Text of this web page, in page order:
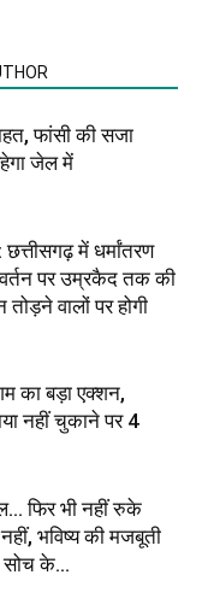
फांसी की सजा
जेल में
में धर्मांतरण
पर उम्रकैद तक की
वालों पर होगी
का बड़ा एक्शन,
नहीं चुकाने पर 4
फिर भी नहीं रुके
भविष्य की मजबूती
सोच के...